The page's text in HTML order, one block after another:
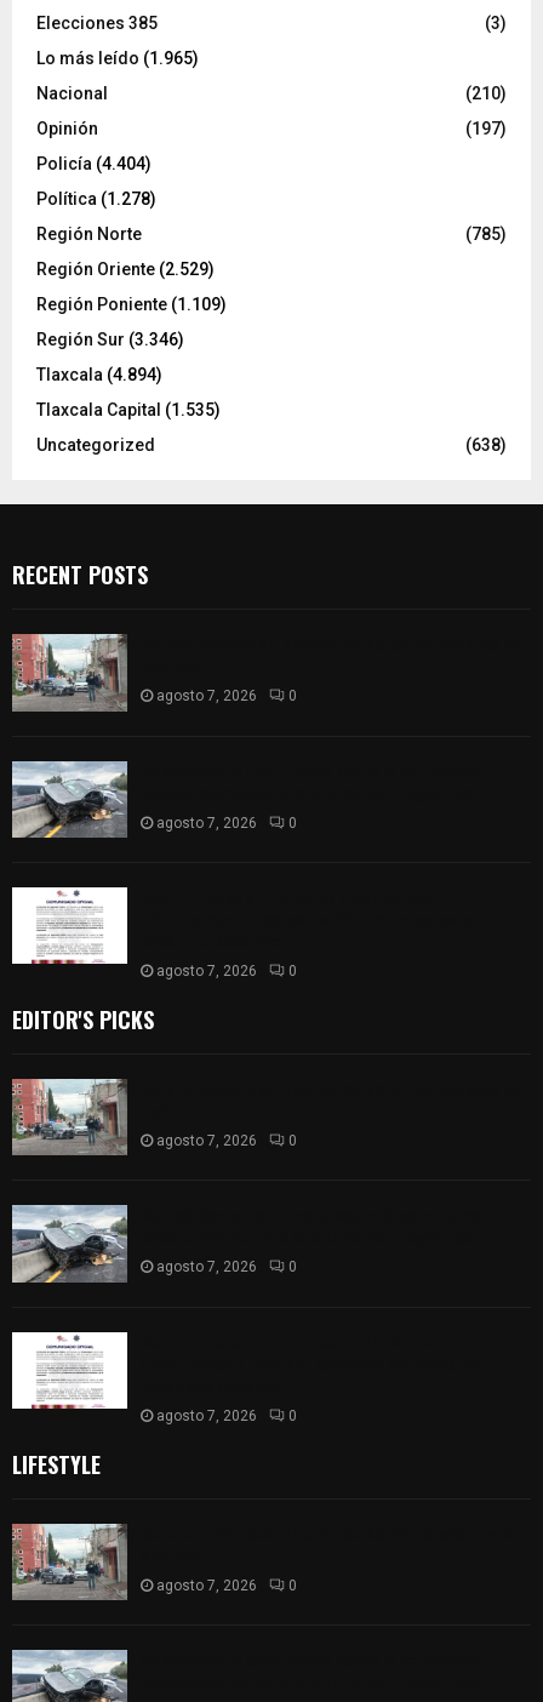
Elecciones 385
(3)
Lo más leído (1.965)
Nacional
(210)
Opinión
(197)
Policía (4.404)
Política (1.278)
Región Norte
(785)
Región Oriente (2.529)
Región Poniente (1.109)
Región Sur (3.346)
Tlaxcala (4.894)
Tlaxcala Capital (1.535)
Uncategorized
(638)
RECENT POSTS
agosto 7, 2026 0
agosto 7, 2026 0
agosto 7, 2026 0
EDITOR'S PICKS
agosto 7, 2026 0
agosto 7, 2026 0
agosto 7, 2026 0
LIFESTYLE
agosto 7, 2026 0